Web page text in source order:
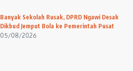
Banyak Sekolah Rusak, DPRD Ngawi Desak
Dikbud Jemput Bola ke Pemerintah Pusat
05/08/2026